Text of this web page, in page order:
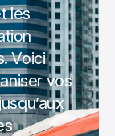
les
Voici
vos